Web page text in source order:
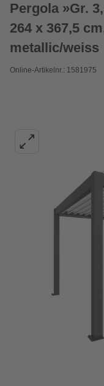
Pergola »Gr.
264 x 367,5
metallic/weiss
Online-Artikelnr.: 1581975